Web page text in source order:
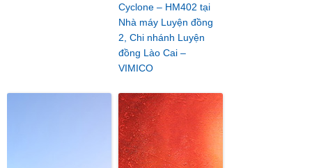
Cyclone – HM402 tại
Nhà máy Luyện đồng
2, Chi nhánh Luyện
đồng Lào Cai –
VIMICO